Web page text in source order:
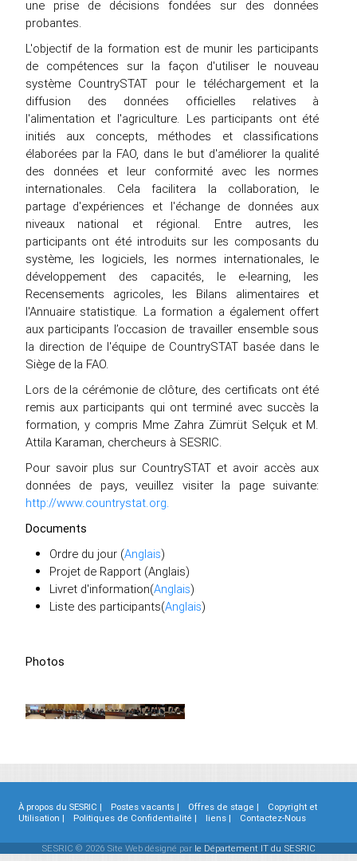
une prise de décisions fondées sur des données
probantes.
L'objectif de la formation est de munir les participants
de compétences sur la façon d'utiliser le nouveau
système CountrySTAT pour le téléchargement et la
diffusion des données officielles relatives à
l'alimentation et l'agriculture. Les participants ont été
initiés aux concepts, méthodes et classifications
élaborées par la FAO, dans le but d'améliorer la qualité
des données et leur conformité avec les normes
internationales. Cela facilitera la collaboration, le
partage d'expériences et l'échange de données aux
niveaux national et régional. Entre autres, les
participants ont été introduits sur les composants du
système, les logiciels, les normes internationales, le
développement des capacités, le e-learning, les
Recensements agricoles, les Bilans alimentaires et
l'Annuaire statistique. La formation a également offert
aux participants l’occasion de travailler ensemble sous
la direction de l'équipe de CountrySTAT basée dans le
Siège de la FAO.
Lors de la cérémonie de clôture, des certificats ont été
remis aux participants qui ont terminé avec succès la
formation, y compris Mme Zahra Zümrüt Selçuk et M.
Attila Karaman, chercheurs à SESRIC.
Pour savoir plus sur CountrySTAT et avoir accès aux
données de pays, veuillez visiter la page suivante:
http://www.countrystat.org.
Documents
Ordre du jour (Anglais)
Projet de Rapport (Anglais)
Livret d'information(Anglais)
Liste des participants(Anglais)
Photos
À propos du SESRIC | Postes vacants | Offres de stage |
Copyright et
Utilisation |
Politiques de Confidentialité | liens | Contactez-Nous
SESRIC © 2026 Site Web désigné par le Département IT du SESRIC